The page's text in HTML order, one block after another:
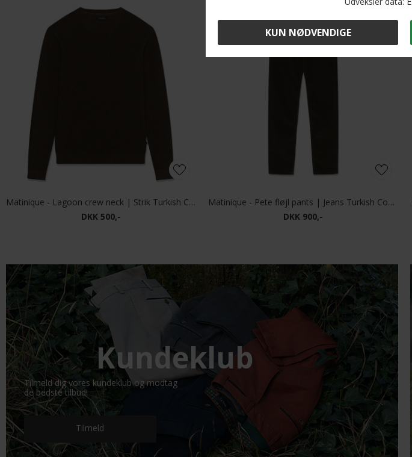
Matinique - Lagoon crew neck | Strik Turkish Coffee
DKK 500,-
Matinique - Pete fløjl pants | Jeans Turkish Coffee
DKK 900,-
Kundeklub
Tilmeld dig vores kundeklub og modtag
de bedste tilbud!
Tilmeld